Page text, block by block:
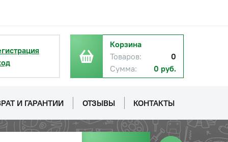
Корзина
Товаров:
0
Сумма:
0 руб.
И ГАРАНТИИ ОТЗЫВЫ КОНТАКТЫ